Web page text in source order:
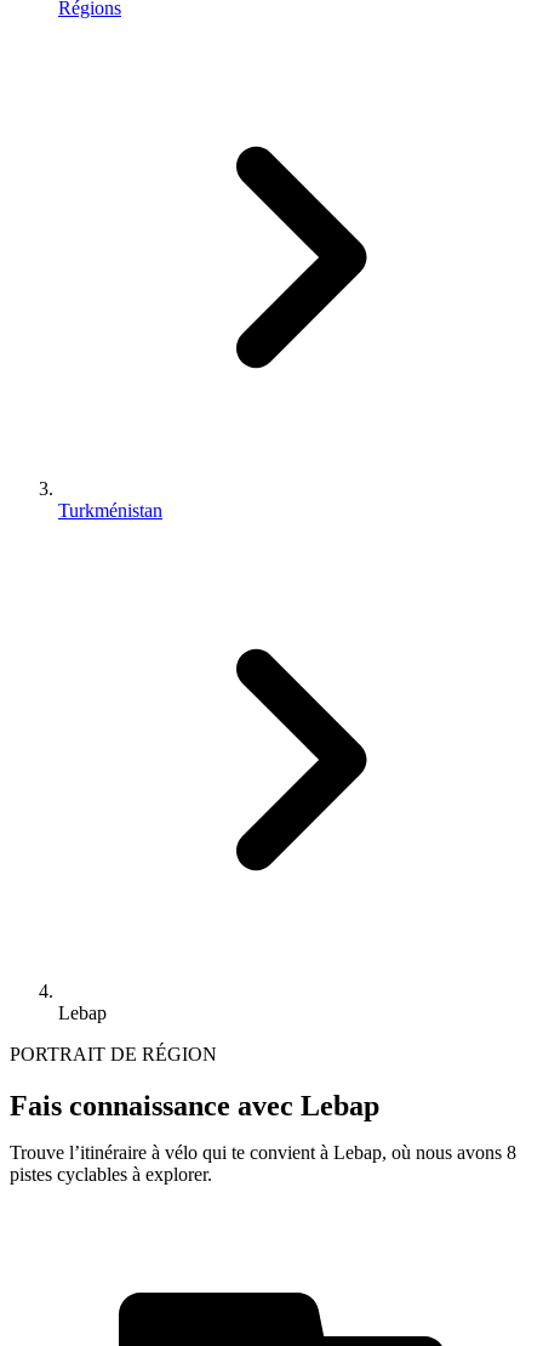
Régions
Turkménistan
Lebap
PORTRAIT DE RÉGION
Fais connaissance avec Lebap
Trouve l’itinéraire à vélo qui te convient à Lebap, où nous avons 8
pistes cyclables à explorer.